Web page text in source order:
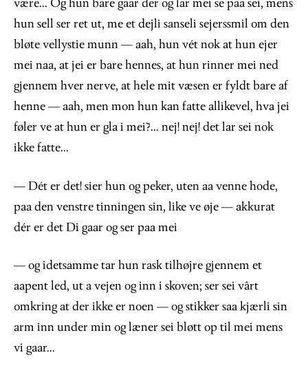
være... Og hun bare gaar der og lar mei se paa sei, mens
hun sell ser ret ut, me et dejli sanseli sejerssmil om den
bløte vellystie munn — aah, hun vét nok at hun ejer
mei naa, at jei er bare hennes, at hun rinner mei ned
gjennem hver nerve, at hele mit væsen er fyldt bare af
henne — aah, men mon hun kan fatte allikevel, hva jei
føler ve at hun er gla i mei?... nej! nej! det lar sei nok
ikke fatte...
— Dét er det! sier hun og peker, uten aa venne hode,
paa den venstre tinningen sin, like ve øje — akkurat
dér er det Di gaar og ser paa mei
— og idetsamme tar hun rask tilhøjre gjennem et
aapent led, ut a vejen og inn i skoven; ser sei vârt
omkring at der ikke er noen — og stikker saa kjærli sin
arm inn under min og læner sei bløtt op til mei mens
vi gaar...